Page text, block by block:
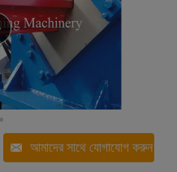
আমাদের সাথে যোগাযোগ করুন